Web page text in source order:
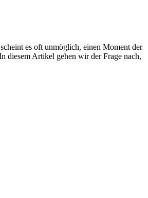
es oft unmöglich, einen Moment der
diesem Artikel gehen wir der Frage nach,